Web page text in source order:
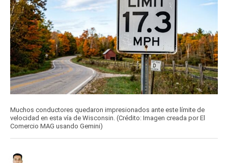
Muchos conductores quedaron impresionados ante este límite de
velocidad en esta vía de Wisconsin. (Crédito: Imagen creada por El
Comercio MAG usando Gemini)